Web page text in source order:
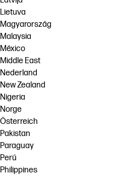
Lietuva
Magyarország
Malaysia
México
Middle East
Nederland
New Zealand
Nigeria
Norge
Österreich
Pakistan
Paraguay
Perú
Philippines